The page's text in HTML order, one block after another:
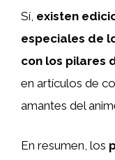
Sí, existen
especiales de
con los pilares
en artículos de
amantes del
En resumen, los